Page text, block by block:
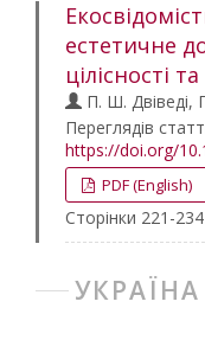
естетичне
цілісності
П. Ш. Двіведі,
Переглядів
https://doi.org/
PDF (English)
Сторінки 221-234
УКРАЇНА